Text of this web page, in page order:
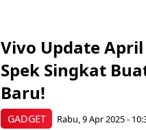
GADGET
Vivo Update
Spek Singkat
Baru!
Rabu, 9 Apr 2025 -